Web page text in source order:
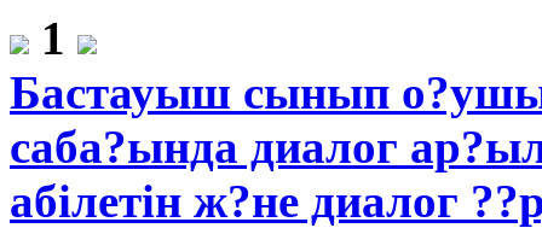
1
Бастауыш сынып
саба?ында диалог
абілетін ж?не диалог